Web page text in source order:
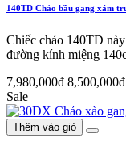
140TD Chảo bầu gang xám
Chiếc chảo 140TD
đường kính miệng
7,980,000đ 8,500,000đ
Sale
Thêm vào giỏ